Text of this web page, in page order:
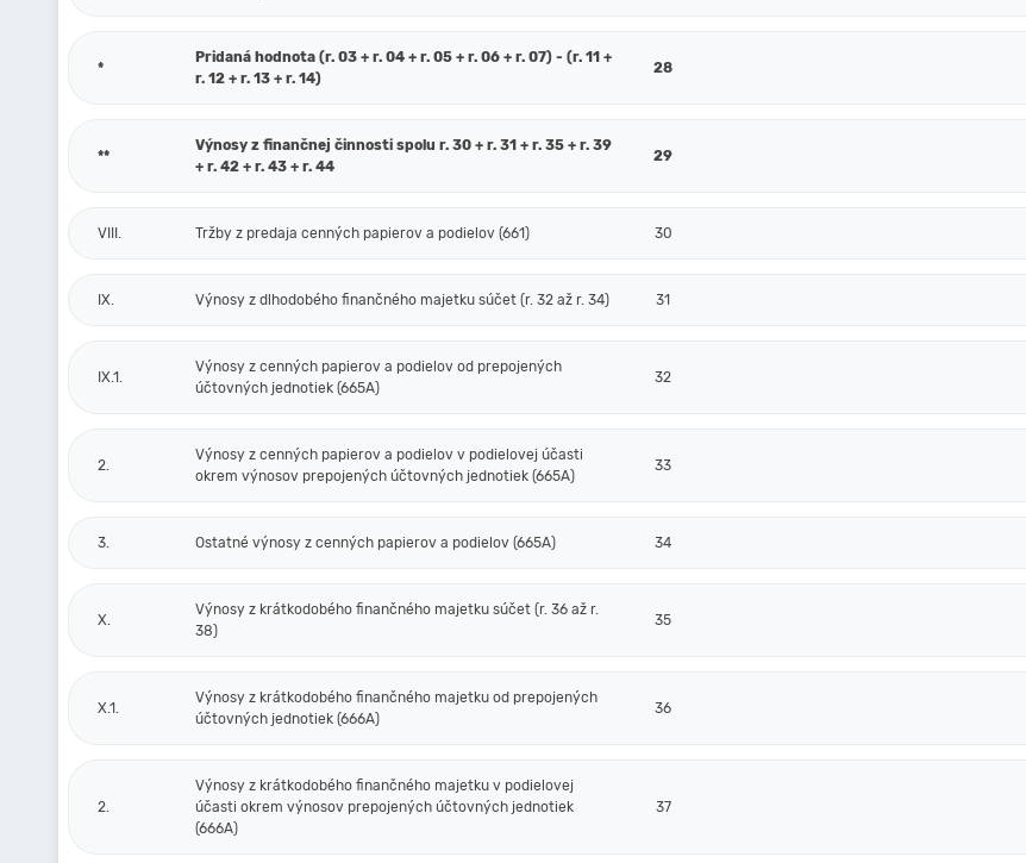
*
Pridaná hodnota (r. 03 + r. 04 + r. 05 + r. 06 + r. 07) - (r. 11 +
r. 12 + r. 13 + r. 14)
28
**
Výnosy z finančnej činnosti spolu r. 30 + r. 31 + r. 35 + r. 39
+ r. 42 + r. 43 + r. 44
29
VIII. Tržby z predaja cenných papierov a podielov (661) 30
IX. Výnosy z dlhodobého finančného majetku súčet (r. 32 až r. 34) 31
IX.1.
Výnosy z cenných papierov a podielov od prepojených
účtovných jednotiek (665A)
32
2.
Výnosy z cenných papierov a podielov v podielovej účasti
okrem výnosov prepojených účtovných jednotiek (665A)
33
3. Ostatné výnosy z cenných papierov a podielov (665A) 34
X.
Výnosy z krátkodobého finančného majetku súčet (r. 36 až r.
38)
35
X.1.
Výnosy z krátkodobého finančného majetku od prepojených
účtovných jednotiek (666A)
36
2.
Výnosy z krátkodobého finančného majetku v podielovej
účasti okrem výnosov prepojených účtovných jednotiek
(666A)
37